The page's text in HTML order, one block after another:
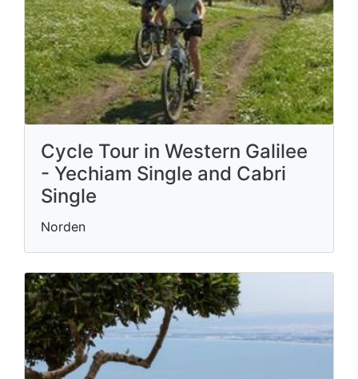
Cycle Tour in Western Galilee
- Yechiam Single and Cabri
Single
Norden